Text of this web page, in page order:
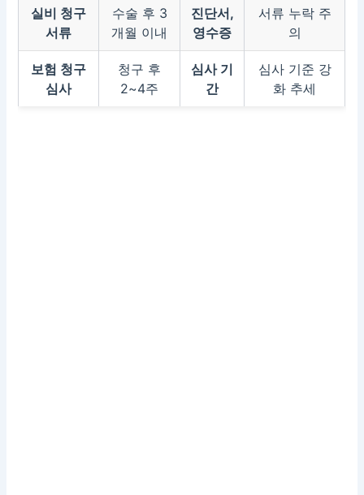
실비 청구
서류
수술 후 3
개월 이내
진단서,
영수증
서류 누락 주
의
보험 청구
심사
청구 후
2~4주
심사 기
간
심사 기준 강
화 추세